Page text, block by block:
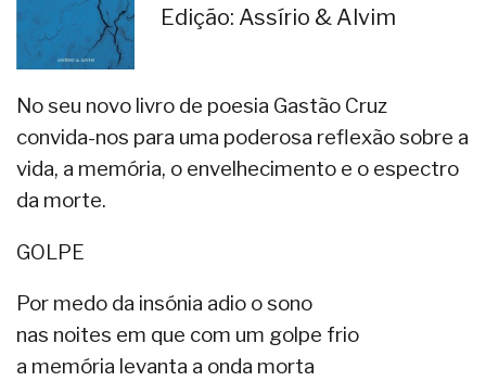
Edição: Assírio & Alvim
No seu novo livro de poesia Gastão Cruz
convida-nos para uma poderosa reflexão sobre a
vida, a memória, o envelhecimento e o espectro
da morte.
GOLPE
Por medo da insónia adio o sono
nas noites em que com um golpe frio
a memória levanta a onda morta